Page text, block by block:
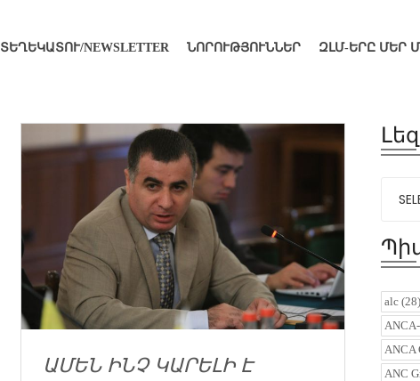
ՏԵՂԵԿԱՏՈՒ/NEWSLETTER ՆՈՐՈՒԹՅՈՒՆՆԵՐ ԶԼՄ-ԵՐԸ ՄԵՐ
ԱՄԵՆ ԻՆՉ ԿԱՐԵԼԻ Է
alc (28)
ANCA
ANC